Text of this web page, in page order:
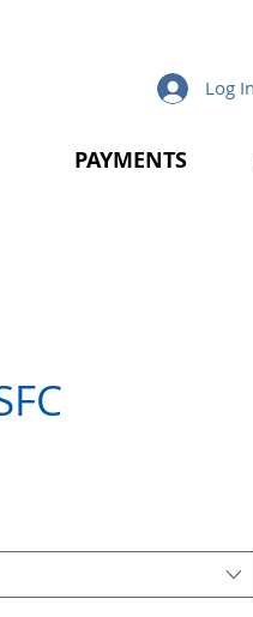
Log In
PAYMENTS